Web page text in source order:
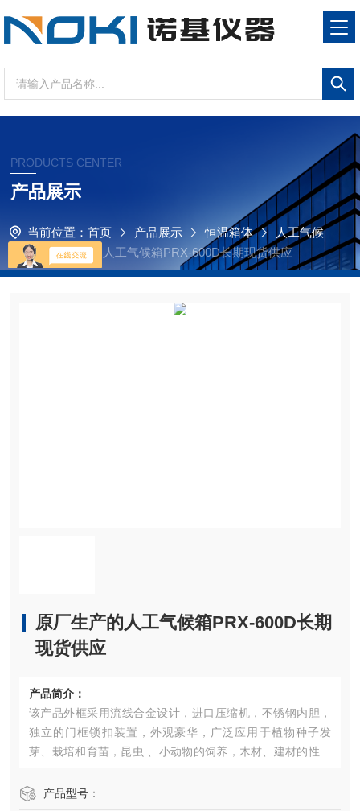
PRODUCTS CENTER
产品展示
当前位置： 首页 产品展示 恒温箱体
人工气候
原厂生产的人工气候箱PRX-600D长期现货供应
原厂生产的人工气候箱PRX-600D长期
现货供应
产品简介：
该产品外框采用流线合金设计，进口压缩机，不锈钢内胆，
独立的门框锁扣装置，外观豪华，广泛应用于植物种子发
芽、栽培和育苗，昆虫 、小动物的饲养，木材、建材的性能
制）。产品型号：